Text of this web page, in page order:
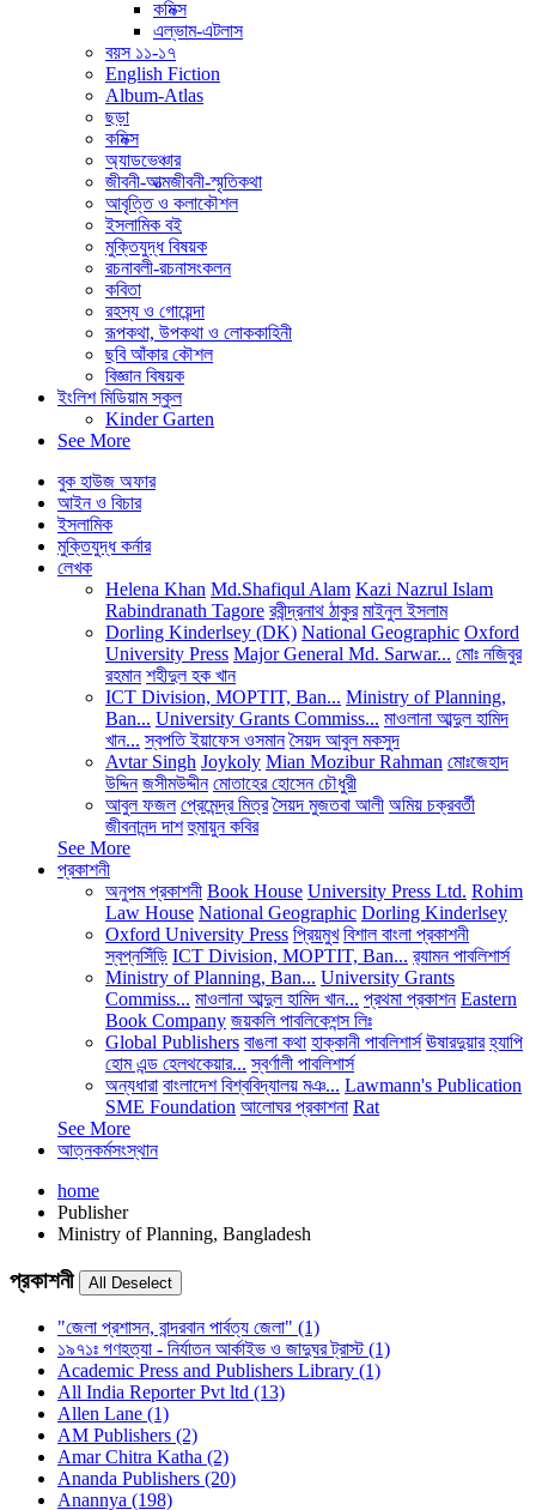
কমিক্স
এল্ভাম-এটলাস
বয়স ১১-১৭
English Fiction
Album-Atlas
ছড়া
কমিক্স
অ্যাডভেঞ্চার
জীবনী-আত্মজীবনী-স্মৃতিকথা
আবৃত্তি ও কলাকৌশল
ইসলামিক বই
মুক্তিযুদ্ধ বিষয়ক
রচনাবলী-রচনাসংকলন
কবিতা
রহস্য ও গোয়েন্দা
রূপকথা, উপকথা ও লোককাহিনী
ছবি আঁকার কৌশল
বিজ্ঞান বিষয়ক
ইংলিশ মিডিয়াম স্কুল
Kinder Garten
See More
বুক হাউজ অফার
আইন ও বিচার
ইসলামিক
মুক্তিযুদ্ধ কর্নার
লেখক
Helena Khan Md.Shafiqul Alam Kazi Nazrul Islam
Rabindranath Tagore রবীন্দ্রনাথ ঠাকুর মাইনুল ইসলাম
Dorling Kinderlsey (DK) National Geographic Oxford
University Press Major General Md. Sarwar... মোঃ নজিবুর
রহমান শহীদুল হক খান
ICT Division, MOPTIT, Ban... Ministry of Planning,
Ban... University Grants Commiss... মাওলানা আব্দুল হামিদ
খান... স্বপতি ইয়াফেস ওসমান সৈয়দ আবুল মকসুদ
Avtar Singh Joykoly Mian Mozibur Rahman মোঃজেহাদ
উদ্দিন জসীমউদ্দীন মোতাহের হোসেন চৌধুরী
আবুল ফজল প্রেমেন্দ্র মিত্র সৈয়দ মুজতবা আলী অমিয় চক্রবর্তী
জীবনানন্দ দাশ হুমায়ুন কবির
See More
প্রকাশনী
অনুপম প্রকাশনী Book House University Press Ltd. Rohim
Law House National Geographic Dorling Kinderlsey
Oxford University Press প্রিয়মুখ বিশাল বাংলা প্রকাশনী
স্বপ্নসিঁড়ি ICT Division, MOPTIT, Ban... র‍্যামন পাবলিশার্স
Ministry of Planning, Ban... University Grants
Commiss... মাওলানা আব্দুল হামিদ খান... প্রথমা প্রকাশন Eastern
Book Company জয়কলি পাবলিকেশন্স লিঃ
Global Publishers বাঙলা কথা হাক্কানী পাবলিশার্স ঊষারদুয়ার হ্যাপি
হোম এন্ড হেলথকেয়ার... স্বর্ণালী পাবলিশার্স
অন্যধারা বাংলাদেশ বিশ্ববিদ্যালয় মঞ... Lawmann's Publication
SME Foundation আলোঘর প্রকাশনা Rat
See More
আত্নকর্মসংস্থান
home
Publisher
Ministry of Planning, Bangladesh
প্রকাশনী
"জেলা প্রশাসন, বান্দরবান পার্বত্য জেলা" (1)
১৯৭১ঃ গণহত্যা - নির্যাতন আর্কাইভ ও জাদুঘর ট্রাস্ট (1)
Academic Press and Publishers Library (1)
All India Reporter Pvt ltd (13)
Allen Lane (1)
AM Publishers (2)
Amar Chitra Katha (2)
Ananda Publishers (20)
Anannya (198)